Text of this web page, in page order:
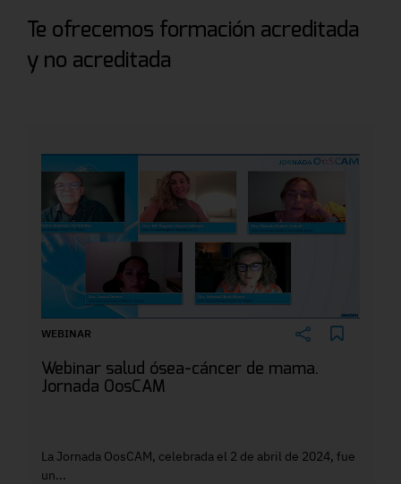
Te ofrecemos formación acreditada
y no acreditada
WEBINAR
Webinar salud ósea-cáncer de mama.
Jornada OosCAM
La Jornada OosCAM, celebrada el 2 de abril de 2024, fue
un...